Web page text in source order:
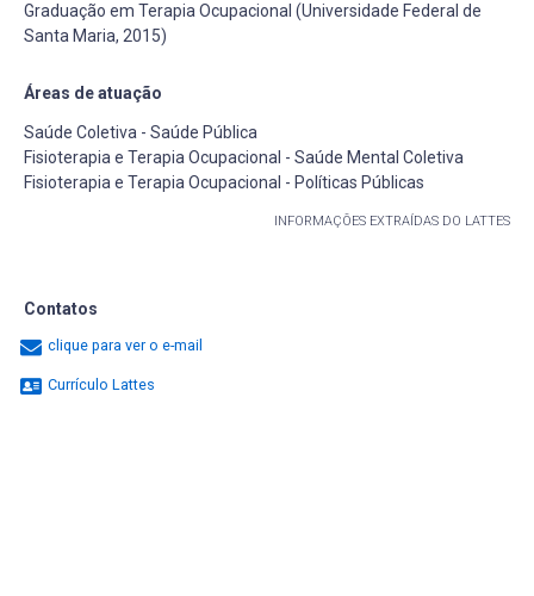
Graduação em Terapia Ocupacional (Universidade Federal de
Santa Maria, 2015)
Áreas de atuação
Saúde Coletiva - Saúde Pública
Fisioterapia e Terapia Ocupacional - Saúde Mental Coletiva
Fisioterapia e Terapia Ocupacional - Políticas Públicas
INFORMAÇÕES EXTRAÍDAS DO LATTES
Contatos
clique para ver o e-mail
Currículo Lattes